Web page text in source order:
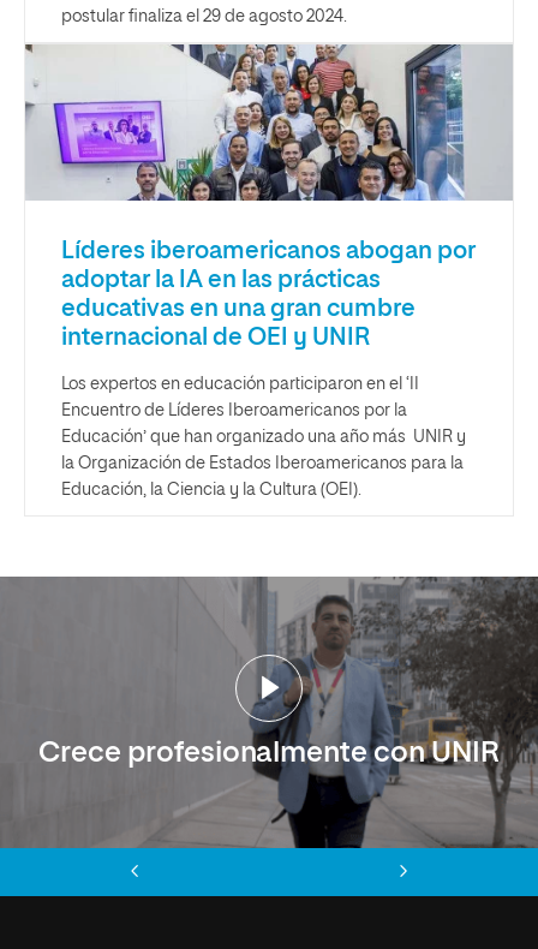
postular finaliza el 29 de agosto 2024.
Líderes iberoamericanos abogan por
adoptar la IA en las prácticas
educativas en una gran cumbre
internacional de OEI y UNIR
Los expertos en educación participaron en el ‘II
Encuentro de Líderes Iberoamericanos por la
Educación’ que han organizado una año más UNIR y
la Organización de Estados Iberoamericanos para la
Educación, la Ciencia y la Cultura (OEI).
Crece profesionalmente con UNIR